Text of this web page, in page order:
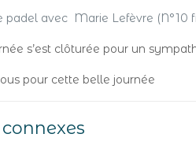
padel avec Marie Lefèvre (N°10
s’est clôturée pour un
pour cette belle journée